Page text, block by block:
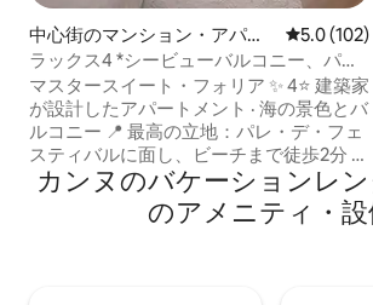
中心街のマンション・アパー
ト
レビュー
5.0 (102)
ラックス4 *シービューバルコニー、パレ
＆ビーチから数歩
マスタースイート・フォリア ✨ 4⭐ 建築家
が設計したアパートメント · 海の景色とバ
ルコニー 📍 最高の立地：パレ・デ・フェ
スティバルに面し、ビーチまで徒歩2分 🛍
ショップやレストランまで1分 🛏️ 寝室1室 ·
クイーンサイズベッド1台（ホテル並みの
快適さ）＋ソファーベッド1台 🛜 光ファ
カンヌのバケーションレ
のアメニティ・